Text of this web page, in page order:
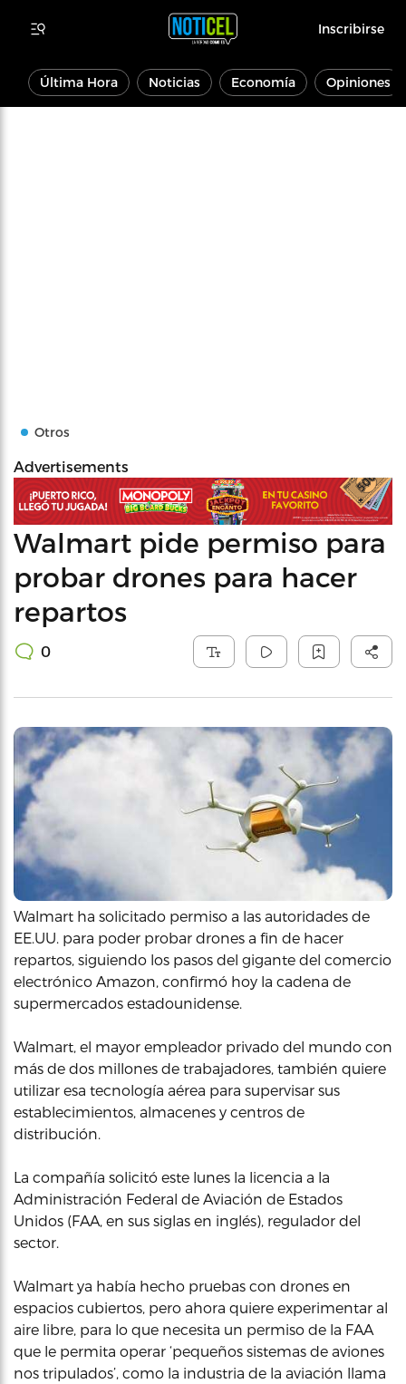
Inscribirse
Última Hora Noticias Economía Opiniones
Otros
Advertisements
Walmart pide permiso para
probar drones para hacer
repartos
0
Walmart ha solicitado permiso a las autoridades de
EE.UU. para poder probar drones a fin de hacer
repartos, siguiendo los pasos del gigante del comercio
electrónico Amazon, confirmó hoy la cadena de
supermercados estadounidense.
Walmart, el mayor empleador privado del mundo con
más de dos millones de trabajadores, también quiere
utilizar esa tecnología aérea para supervisar sus
establecimientos, almacenes y centros de
distribución.
La compañía solicitó este lunes la licencia a la
Administración Federal de Aviación de Estados
Unidos (FAA, en sus siglas en inglés), regulador del
sector.
Walmart ya había hecho pruebas con drones en
espacios cubiertos, pero ahora quiere experimentar al
aire libre, para lo que necesita un permiso de la FAA
que le permita operar ‘pequeños sistemas de aviones
nos tripulados’, como la industria de la aviación llama